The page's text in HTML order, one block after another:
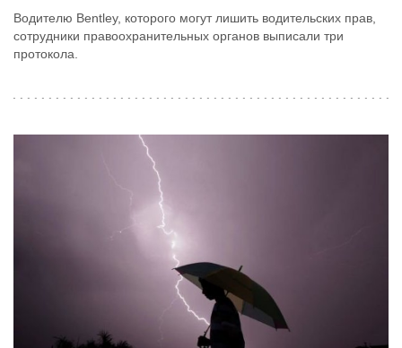
Водителю Bentley, которого могут лишить водительских прав,
сотрудники правоохранительных органов выписали три
протокола.